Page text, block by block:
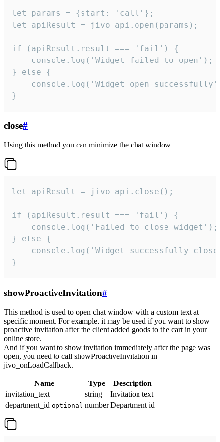
let params = {start: 'call'};
let apiResult = jivo_api.open(params);
if (apiResult.result === 'fail') {
    console.log('Widget failed to open');
} else {
console.log('Widget open
}
close#
Using this method you can minimize the chat window.
let apiResult = jivo_api.close();
if (apiResult.result === 'fail') {
    console.log('Failed to close widget');
} else {
console.log('Widget successfully
}
showProactiveInvitation#
This method is used to open chat window with a custom text at
specific moment. For example, it may be used if you want to show
proactive invitation after the client added goods to the cart in your
online store.
And if you want to show invitation immediately after the page was
open, you need to call showProactiveInvitation in
jivo_onLoadCallback.
Name Type
Description
invitation_text
string
Invitation text
department_id optional number Department id